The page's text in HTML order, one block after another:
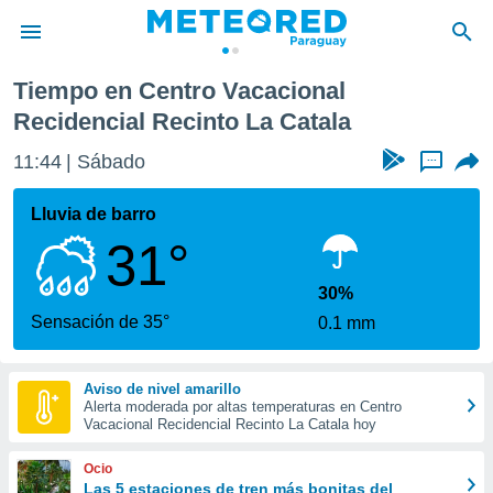
de
por
para
se
calidad.
a este
las
y
forma
digital
basada
Tiempo en Centro Vacacional
Recidencial Recinto La Catala
11:44 Sábado ...
Lluvia de barro
31°
Sensación de 35°
30%
0.1 mm
Aviso de nivel amarillo
Alerta moderada por altas temperaturas en Centro
Vacacional Recidencial Recinto La Catala hoy
Ocio
Las 5 estaciones de tren más bonitas del